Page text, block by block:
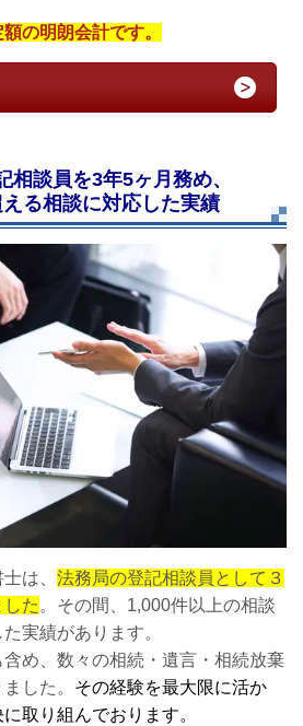
の明朗会計です。
相談員を3年5ヶ月務め、
る相談に対応した実績
は、 法務局の登記相談員として３
た。その間、1,000件以上の相談
実績があります。
め、数々の相続・遺言・相続放棄
した。 その経験を最大限に活か
取り組んでおります。